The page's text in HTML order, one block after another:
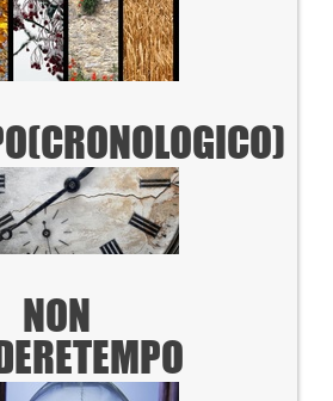
(CRONOLOGICO)
NON
TEMPO